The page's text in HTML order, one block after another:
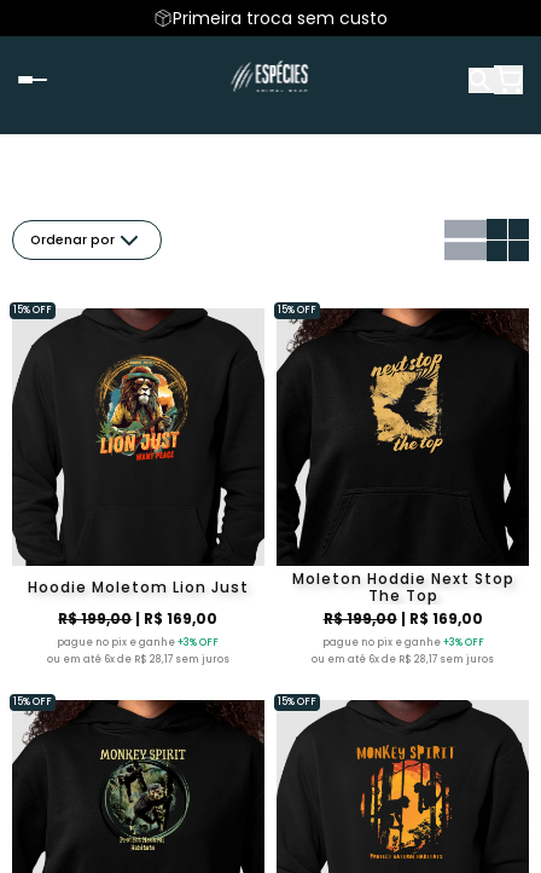
Primeira troca sem custo
Ordenar por
Hoodie Moletom Lion Just
R$ 199,00| R$ 169,00
pague no pix e ganhe+3% OFF
ou em até 6x de R$ 28,17 sem juros
15% OFF
Moleton Hoddie Next Stop
The Top
R$ 199,00| R$ 169,00
pague no pix e ganhe+3% OFF
ou em até 6x de R$ 28,17 sem juros
15% OFF
15% OFF 15% OFF